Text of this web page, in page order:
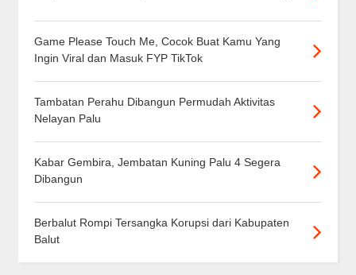
Game Please Touch Me, Cocok Buat Kamu Yang
Ingin Viral dan Masuk FYP TikTok
Tambatan Perahu Dibangun Permudah Aktivitas
Nelayan Palu
Kabar Gembira, Jembatan Kuning Palu 4 Segera
Dibangun
Berbalut Rompi Tersangka Korupsi dari Kabupaten
Balut